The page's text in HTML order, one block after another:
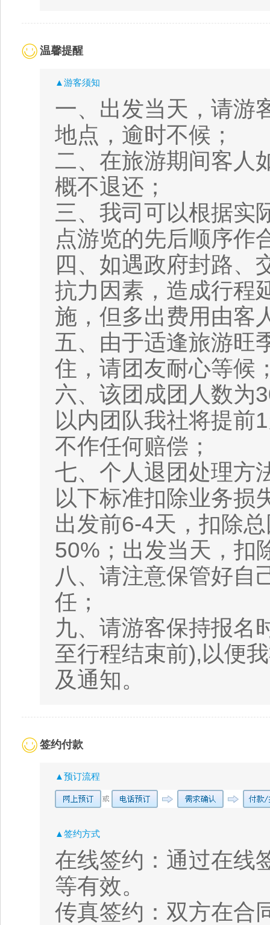
温馨提醒
▲游客须知
一、出发当天，请游
地点，逾时不候；
二、在旅游期间客人
概不退还；
三、我司可以根据实
点游览的先后顺序作
四、如遇政府封路、
抗力因素，造成行程
施，但多出费用由客
五、由于适逢旅游旺
住，请团友耐心等候
六、该团成团人数为
以内团队我社将提前
不作任何赔偿；
七、个人退团处理方
以下标准扣除业务损
出发前6-4天，扣除
50%；出发当天，扣
八、请注意保管好自
任；
九、请游客保持报名
至行程结束前),以便
及通知。
签约付款
▲预订流程
▲签约方式
在线签约：通过在线
等有效。
传真签约：双方在合